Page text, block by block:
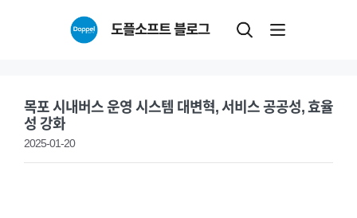
도플소프트 블로그
목포 시내버스 운영 시스템 대변혁, 서비스 공공성, 효율
성 강화
2025-01-20